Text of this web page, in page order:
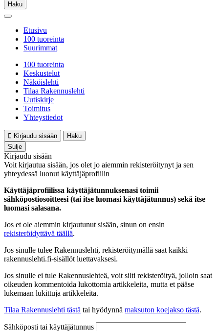
Haku
Etusivu
100 tuoreinta
Suurimmat
100 tuoreinta
Keskustelut
Näköislehti
Tilaa Rakennuslehti
Uutiskirje
Toimitus
Yhteystiedot
Kirjaudu sisään
Haku
Sulje
Kirjaudu sisään
Voit kirjautua sisään, jos olet jo aiemmin rekisteröitynyt ja sen
yhteydessä luonut käyttäjäprofiilin
Käyttäjäprofiilissa käyttäjätunnuksenasi toimii
sähköpostiosoitteesi (tai itse luomasi käyttäjätunnus) sekä itse
luomasi salasana.
Jos et ole aiemmin kirjautunut sisään, sinun on ensin
rekisteröidyttävä täällä.
Jos sinulle tulee Rakennuslehti, rekisteröitymällä saat kaikki
rakennuslehti.fi-sisällöt luettavaksesi.
Jos sinulle ei tule Rakennuslehteä, voit silti rekisteröityä, jolloin saat
oikeuden kommentoida lukottomia artikkeleita, mutta et pääse
lukemaan lukittuja artikkeleita.
Tilaa Rakennuslehti tästä tai hyödynnä maksuton koejakso tästä.
Sähköposti tai käyttäjätunnus